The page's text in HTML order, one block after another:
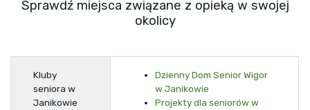
Sprawdź miejsca związane z opieką w swojej
okolicy
Kluby
seniora w
Janikowie
Dzienny Dom Senior Wigor
w Janikowie
Projekty dla seniorów w